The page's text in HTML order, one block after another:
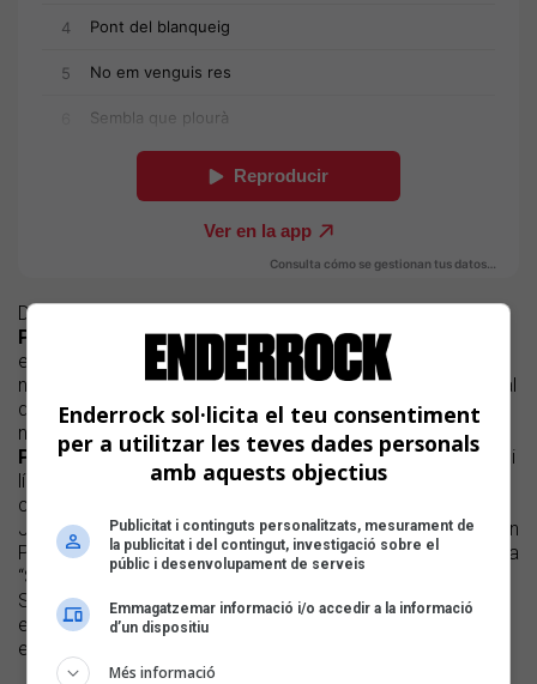
Després d’uns anys sense gaires novetats, el projecte de
Power Burkasha continuat actiu amb concerts
esporàdics i la composició constant de noves cançons. El
nou treball inclou 13 cançons que representen l'estat actual
del grup i que aborden els temes habituals, però des d'una
nova perspectiva. Amb més de 13 anys de trajectòria,
Power Burkascontinuen com una via d’expressió sonora i
lírica que els ha portat a construir identitat com a banda i
com a individus. El disc ha estat gravat a Musiclan amb en
Jordi Solé i amb veus treballades amb en Joan Pons i Joan
Peiró. Hi apareixen elements com els esgarips de la ‘Nutri’ a
“Super vivència” i “L’escudellòmetre”, el monòleg de
Santiago Rusiñol musicat, així com lletres d’en Martí,
entrevistes impossibles, anticonsumisme, salut mental i
espais quotidians.
Enderrock sol·licita el teu consentiment
per a utilitzar les teves dades personals
amb aquests objectius
Publicitat i continguts personalitzats, mesurament de
la publicitat i del contingut, investigació sobre el
públic i desenvolupament de serveis
Emmagatzemar informació i/o accedir a la informació
d’un dispositiu
Més informació